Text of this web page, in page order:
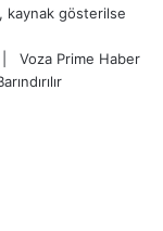
kaynak gösterilse
| Voza Prime Haber